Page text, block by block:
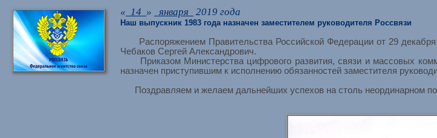
« 14 » января 2019 года
Наш выпускник 1983 года назначен заместителем руководителя Россвязи
Распоряжением Правительства Российской Федерации от 29 декабря
Чебаков Сергей Александрович.
Приказом Министерства цифрового развития, связи и массовых
назначен приступившим к исполнению обязанностей заместителя
Поздравляем и желаем дальнейших успехов на столь неординарном